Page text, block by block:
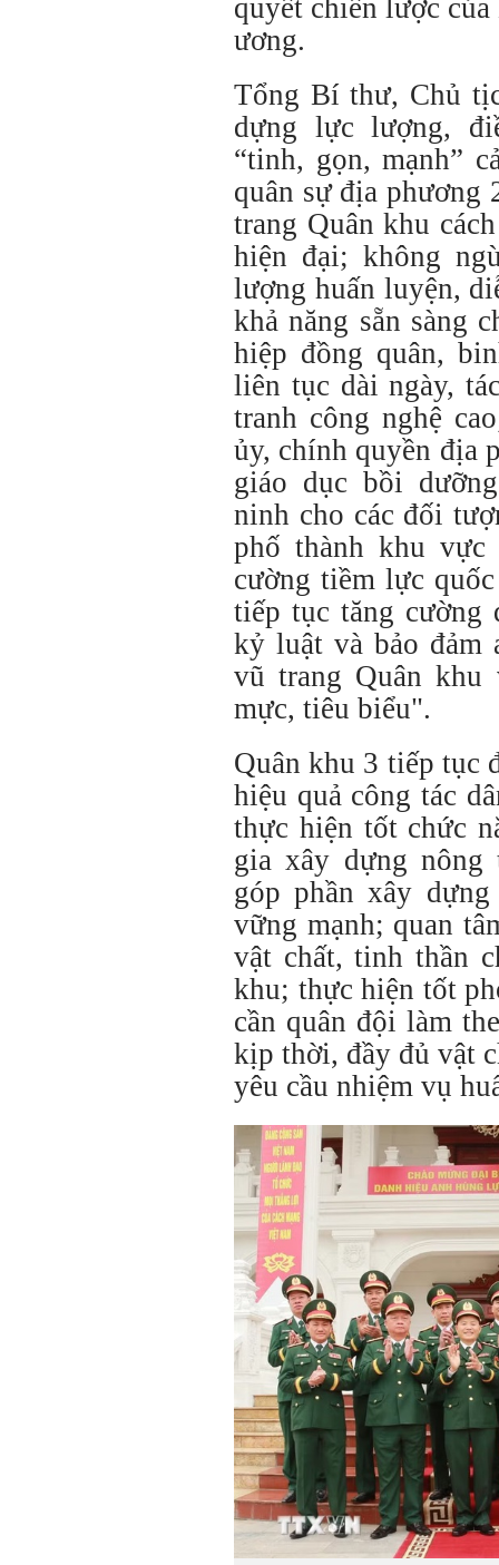
quyết chiến lược
ương.
Tổng Bí thư, Chủ
dựng lực lượng,
“tinh, gọn, mạnh”
quân sự địa phương
trang Quân khu
hiện đại; không
lượng huấn luyện,
khả năng sẵn sàng
hiệp đồng quân,
liên tục dài ngày,
tranh công nghệ
ủy, chính quyền địa
giáo dục bồi
ninh cho các đối
phố thành khu vực
cường tiềm lực
tiếp tục tăng cường
kỷ luật và bảo đảm
vũ trang Quân khu
mực, tiêu biểu".
Quân khu 3 tiếp tục
hiệu quả công tác
thực hiện tốt chức
gia xây dựng
góp phần xây
vững mạnh; quan
vật chất, tinh thần
khu; thực hiện tốt
cần quân đội làm
kịp thời, đầy đủ vật
yêu cầu nhiệm vụ